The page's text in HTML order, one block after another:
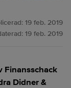
19 feb. 2019
19 feb. 2019
Finansschack
Didner &